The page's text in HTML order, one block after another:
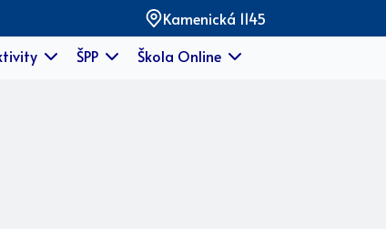
Kamenická 1145
ŠPP Škola Online